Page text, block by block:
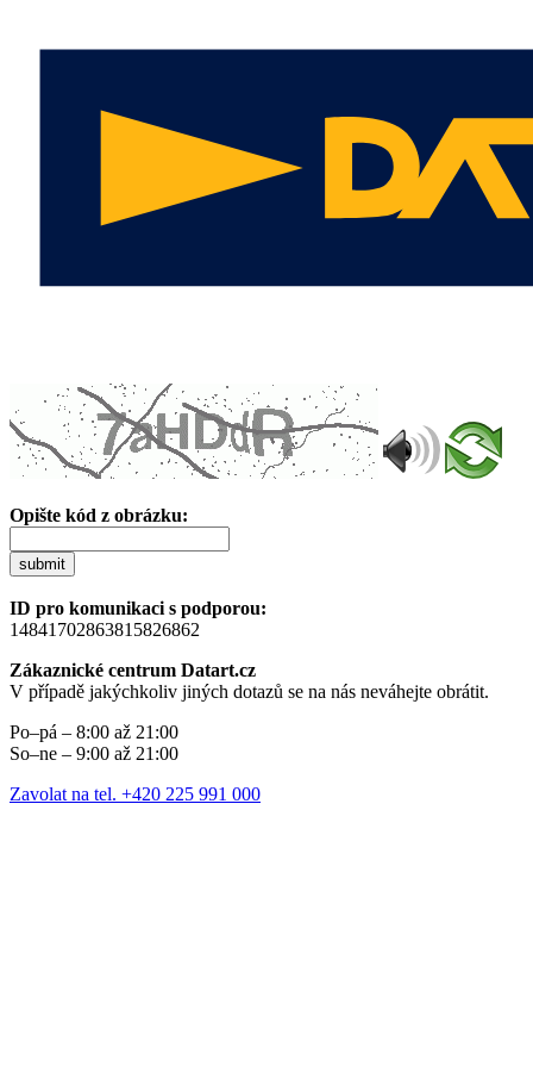
Opište kód z obrázku:
submit
ID pro komunikaci s podporou:
14841702863815826862
Zákaznické centrum Datart.cz
V případě jakýchkoliv jiných dotazů se na nás neváhejte obrátit.
Po–pá – 8:00 až 21:00
So–ne – 9:00 až 21:00
Zavolat na tel. +420 225 991 000